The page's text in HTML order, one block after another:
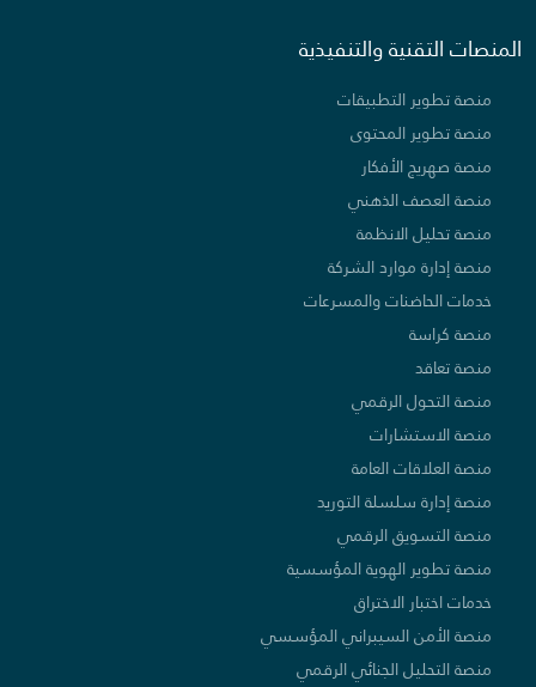
المنصات التقنية والتنفيذية
منصة تطوير التطبيقات
منصة تطوير المحتوى
منصة صهريج الأفكار
منصة العصف الذهني
منصة تحليل الانظمة
منصة إدارة موارد الشركة
خدمات الحاضنات والمسرعات
منصة كراسة
منصة تعاقد
منصة التحول الرقمي
منصة الاستشارات
منصة العلاقات العامة
منصة إدارة سلسلة التوريد
منصة التسويق الرقمي
منصة تطوير الهوية المؤسسية
خدمات اختبار الاختراق
منصة الأمن السيبراني المؤسسي
منصة التحليل الجنائي الرقمي